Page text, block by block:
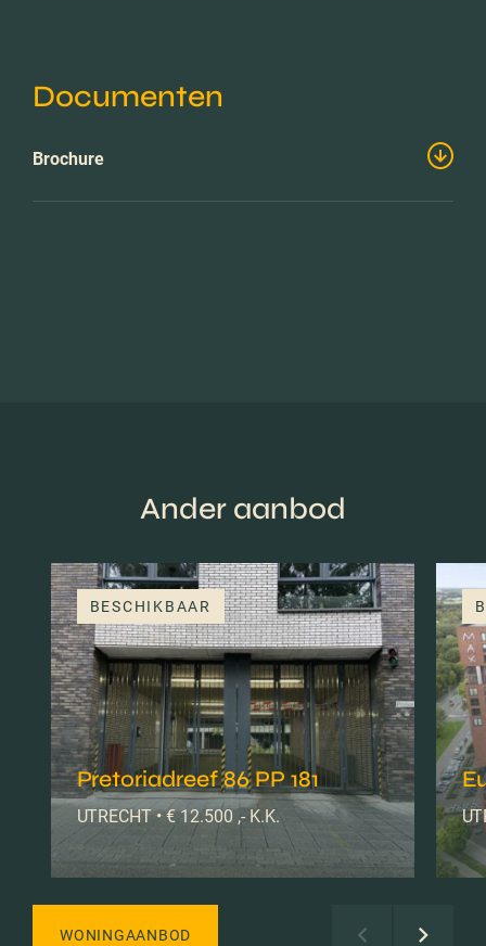
Documenten
Brochure
Ander aanbod
BESCHIKBAAR
Pretoriadreef 86 PP 181
UTRECHT • € 12.500 ,- K.K.
WONINGAANBOD